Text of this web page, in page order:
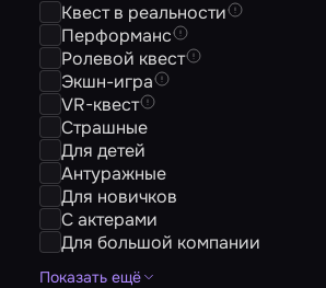
Квест в реальности
Перформанс
Ролевой квест
Экшн-игра
VR-квест
Страшные
Для детей
Антуражные
Для новичков
С актерами
Для большой компании
Показать ещё